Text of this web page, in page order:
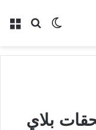
بحث الوضع
بلاي